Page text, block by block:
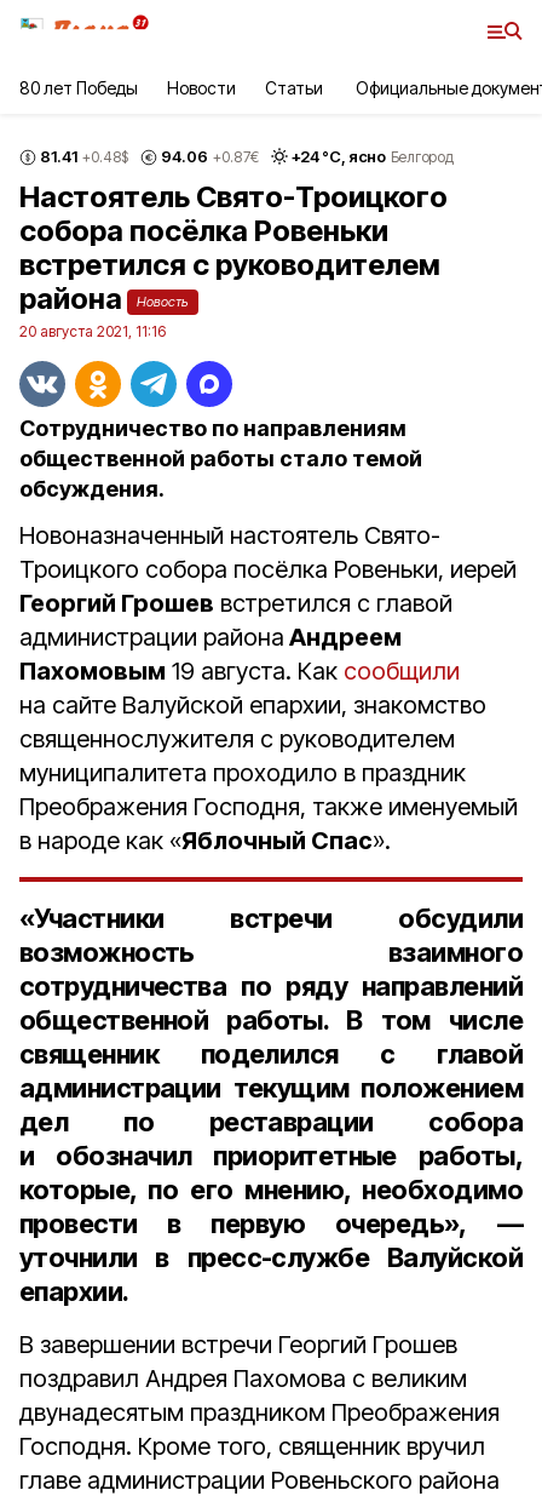
80 лет Победы Новости Статьи Официальные
81.41 +0.48$ 94.06 +0.87€ +24°С, ясно Белгород
Настоятель Свято-Троицкого
собора посёлка Ровеньки
встретился с руководителем
района
Новость
20 августа 2021, 11:16
Сотрудничество по направлениям
общественной работы стало темой
обсуждения.
Новоназначенный настоятель Свято-
Троицкого собора посёлка Ровеньки, иерей
Георгий Грошев встретился с главой
администрации района Андреем
Пахомовым 19 августа. Как сообщили
на сайте Валуйской епархии, знакомство
священнослужителя с руководителем
муниципалитета проходило в праздник
Преображения Господня, также именуемый
в народе как «Яблочный Спас».
«Участники встречи обсудили
возможность взаимного
сотрудничества по ряду направлений
общественной работы. В том числе
священник поделился с главой
администрации текущим положением
дел по реставрации собора
и обозначил приоритетные работы,
которые, по его мнению, необходимо
провести в первую очередь», —
уточнили в пресс-службе Валуйской
епархии.
В завершении встречи Георгий Грошев
поздравил Андрея Пахомова с великим
двунадесятым праздником Преображения
Господня. Кроме того, священник вручил
главе администрации Ровеньского района